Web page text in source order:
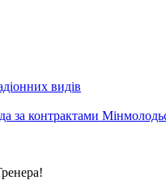
видів
за контрактами